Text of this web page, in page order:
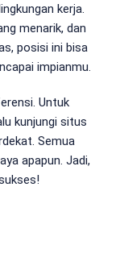
kerja.
menarik, dan
posisi ini bisa
impianmu.
Untuk
kunjungi situs
Semua
apapun. Jadi,